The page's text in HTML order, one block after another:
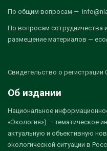
По общим вопросам —
По вопросам сотрудничества
размещение материалов —
Свидетельство о
Об издании
Национальное
«Экология») — тематическое
актуальную и объективную
экологической ситуации в